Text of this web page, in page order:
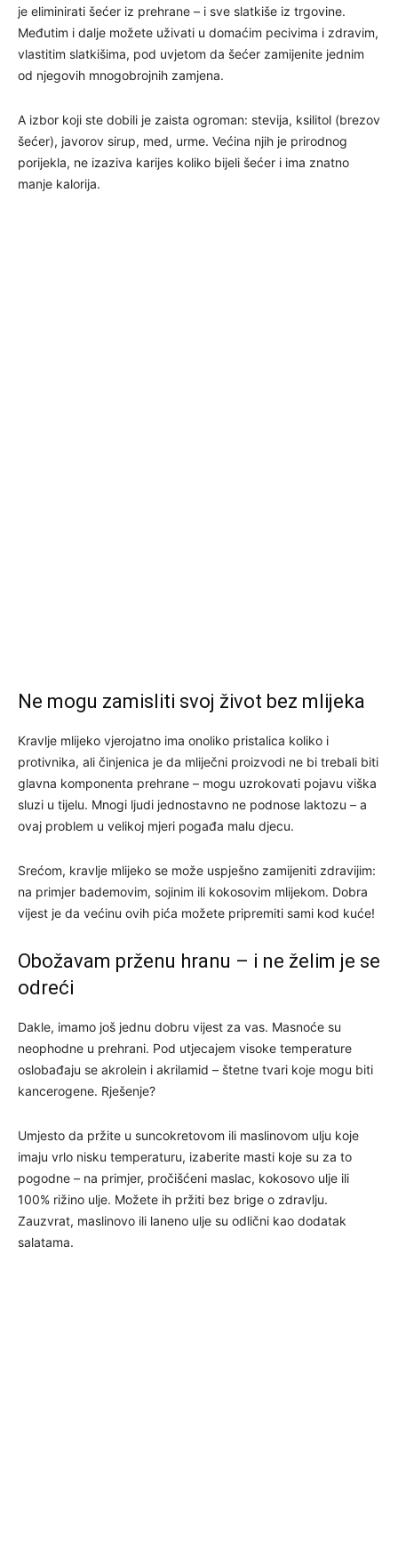
je eliminirati šećer iz prehrane – i sve slatkiše iz trgovine.
Međutim i dalje možete uživati u domaćim pecivima i zdravim,
vlastitim slatkišima, pod uvjetom da šećer zamijenite jednim
od njegovih mnogobrojnih zamjena.
A izbor koji ste dobili je zaista ogroman: stevija, ksilitol (brezov
šećer), javorov sirup, med, urme. Većina njih je prirodnog
porijekla, ne izaziva karijes koliko bijeli šećer i ima znatno
manje kalorija.
Ne mogu zamisliti svoj život bez mlijeka
Kravlje mlijeko vjerojatno ima onoliko pristalica koliko i
protivnika, ali činjenica je da mliječni proizvodi ne bi trebali biti
glavna komponenta prehrane – mogu uzrokovati pojavu viška
sluzi u tijelu. Mnogi ljudi jednostavno ne podnose laktozu – a
ovaj problem u velikoj mjeri pogađa malu djecu.
Srećom, kravlje mlijeko se može uspješno zamijeniti zdravijim:
na primjer bademovim, sojinim ili kokosovim mlijekom. Dobra
vijest je da većinu ovih pića možete pripremiti sami kod kuće!
Obožavam prženu hranu – i ne želim je se
odreći
Dakle, imamo još jednu dobru vijest za vas. Masnoće su
neophodne u prehrani. Pod utjecajem visoke temperature
oslobađaju se akrolein i akrilamid – štetne tvari koje mogu biti
kancerogene. Rješenje?
Umjesto da pržite u suncokretovom ili maslinovom ulju koje
imaju vrlo nisku temperaturu, izaberite masti koje su za to
pogodne – na primjer, pročišćeni maslac, kokosovo ulje ili
100% rižino ulje. Možete ih pržiti bez brige o zdravlju.
Zauzvrat, maslinovo ili laneno ulje su odlični kao dodatak
salatama.